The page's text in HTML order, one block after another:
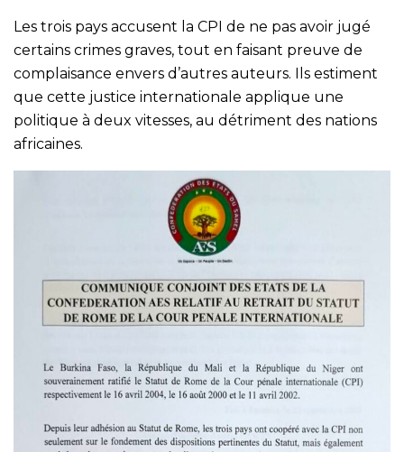
Les trois pays accusent la CPI de ne pas avoir jugé
certains crimes graves, tout en faisant preuve de
complaisance envers d’autres auteurs. Ils estiment
que cette justice internationale applique une
politique à deux vitesses, au détriment des nations
africaines.